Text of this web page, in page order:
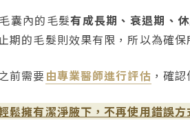
囊內的毛髮有成長期、衰退期、
期的毛髮則效果有限，所以為確
前需要由專業醫師進行評估 ，確
鬆擁有潔淨腋下，不再使用錯誤方